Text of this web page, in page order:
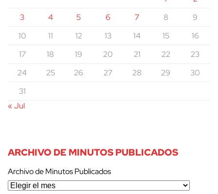
3
4 5 6 7 8
9
10
11 12 13 14 15
16
17
18 19 20 21 22
23
24
25 26 27 28 29
30
31
« Jul
ARCHIVO DE MINUTOS PUBLICADOS
Archivo de Minutos Publicados